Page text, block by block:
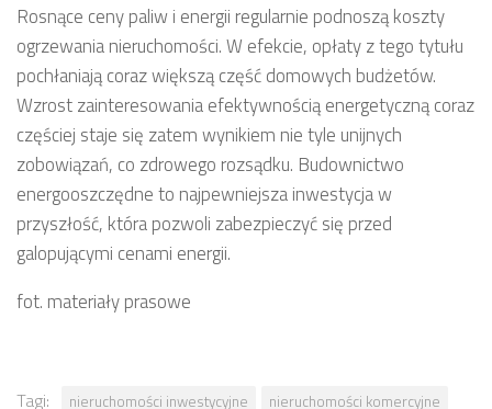
Rosnące ceny paliw i energii regularnie podnoszą koszty
ogrzewania nieruchomości. W efekcie, opłaty z tego tytułu
pochłaniają coraz większą część domowych budżetów.
Wzrost zainteresowania efektywnością energetyczną coraz
częściej staje się zatem wynikiem nie tyle unijnych
zobowiązań, co zdrowego rozsądku. Budownictwo
energooszczędne to najpewniejsza inwestycja w
przyszłość, która pozwoli zabezpieczyć się przed
galopującymi cenami energii.
fot. materiały prasowe
Tagi: nieruchomości inwestycyjne nieruchomości komercyjne